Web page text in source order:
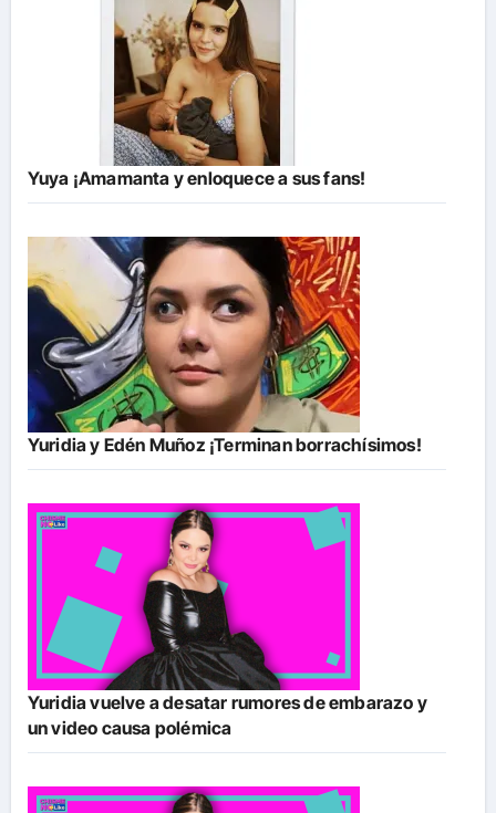
Yuya ¡Amamanta y enloquece a sus fans!
Yuridia y Edén Muñoz ¡Terminan borrachísimos!
Yuridia vuelve a desatar rumores de embarazo y
un video causa polémica